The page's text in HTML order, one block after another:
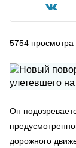
5754 просмотра
Он
дорожного